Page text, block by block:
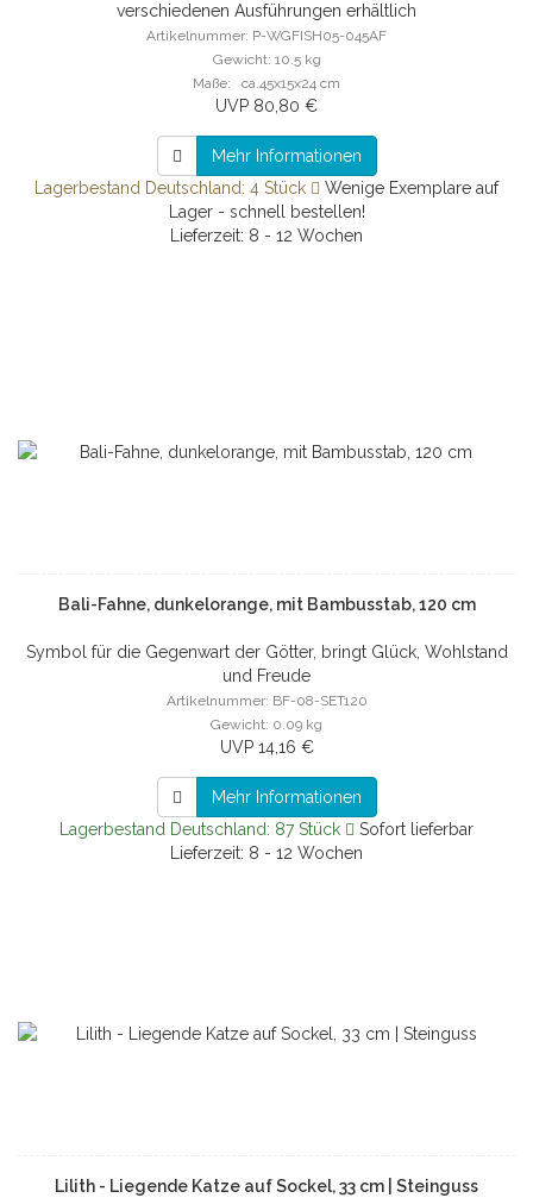
verschiedenen Ausführungen erhältlich
Artikelnummer: P-WGFISH05-045AF
Gewicht: 10.5 kg
Maße: ca.45x15x24 cm
UVP 80,80 €
Mehr Informationen
Lagerbestand Deutschland: 4 Stück
Wenige Exemplare auf
Lager - schnell bestellen!
Lieferzeit: 8 - 12 Wochen
Bali-Fahne, dunkelorange, mit Bambusstab, 120 cm
Symbol für die Gegenwart der Götter, bringt Glück, Wohlstand
und Freude
Artikelnummer: BF-08-SET120
Gewicht: 0.09 kg
UVP 14,16 €
Mehr Informationen
Lagerbestand Deutschland: 87 Stück
Sofort lieferbar
Lieferzeit: 8 - 12 Wochen
Lilith - Liegende Katze auf Sockel, 33 cm | Steinguss